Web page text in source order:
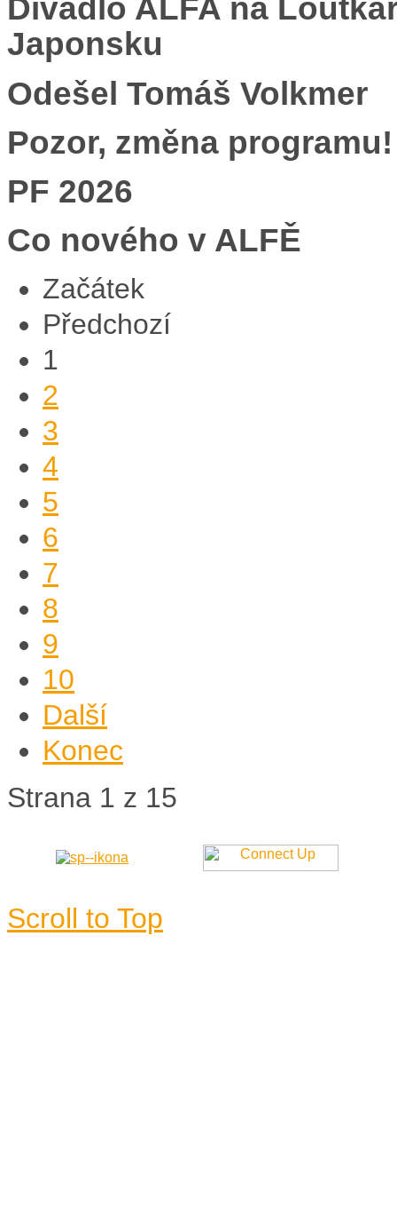
Divadlo ALFA na
Japonsku
Odešel Tomáš Volkmer
Pozor, změna programu!
PF 2026
Co nového v ALFĚ
Začátek
Předchozí
1
2
3
4
5
6
7
8
9
10
Další
Konec
Strana 1 z 15
Scroll to Top